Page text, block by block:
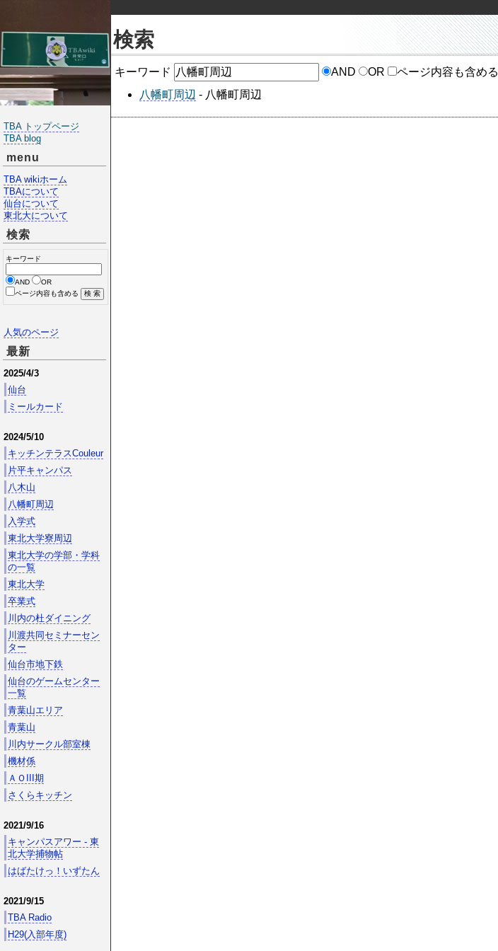
検索
キーワード AND OR
ページ内容も含める
八幡町周辺 - 八幡町周辺
TBA トップページ
TBA blog
menu
TBA wikiホーム
TBAについて
仙台について
東北大について
検索
キーワード
AND
OR
ページ内容も含める
人気のページ
最新
2025/4/3
仙台
ミールカード
2024/5/10
キッチンテラスCouleur
片平キャンパス
八木山
八幡町周辺
入学式
東北大学寮周辺
東北大学の学部・学科
の一覧
東北大学
卒業式
川内の杜ダイニング
川渡共同セミナーセン
ター
仙台市地下鉄
仙台のゲームセンター
一覧
青葉山エリア
青葉山
川内サークル部室棟
機材係
ＡＯIII期
さくらキッチン
2021/9/16
キャンパスアワー - 東
北大学捕物帖
はばたけっ！いずたん
2021/9/15
TBA Radio
H29(入部年度)